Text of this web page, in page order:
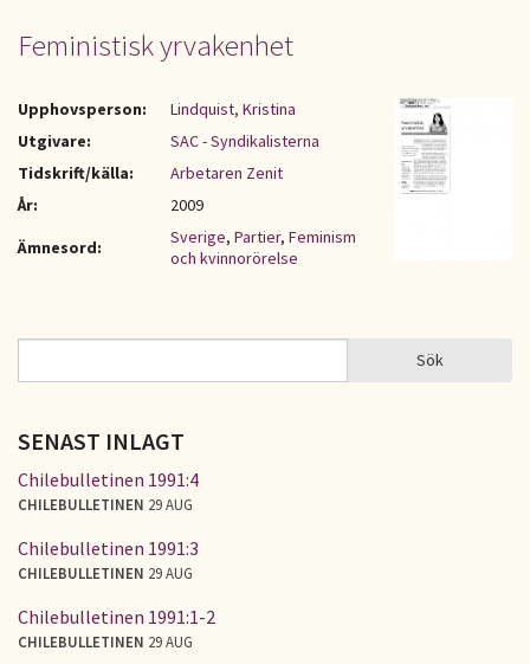
Feministisk yrvakenhet
Upphovsperson:
Lindquist, Kristina
Utgivare:
SAC - Syndikalisterna
Tidskrift/källa:
Arbetaren Zenit
År:
2009
Ämnesord:
Sverige, Partier, Feminism
och kvinnorörelse
SÖKFORMULÄR Sök
SENAST INLAGT
Chilebulletinen 1991:4
CHILEBULLETINEN 29 AUG
Chilebulletinen 1991:3
CHILEBULLETINEN 29 AUG
Chilebulletinen 1991:1-2
CHILEBULLETINEN 29 AUG